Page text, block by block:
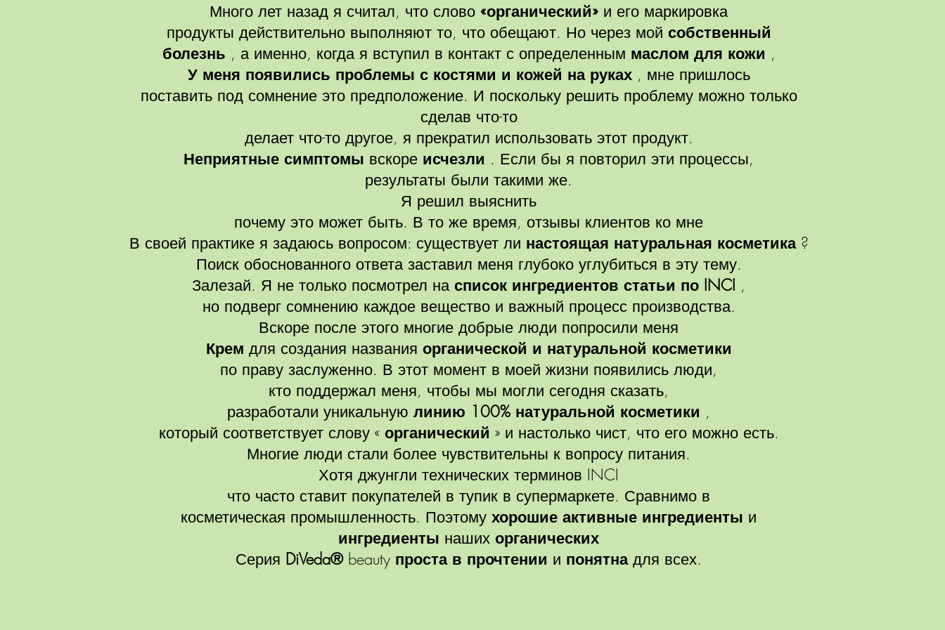
Много лет назад я считал, что слово «органический» и его маркировка
продукты действительно выполняют то, что обещают. Но через мой собственный
болезнь , а именно, когда я вступил в контакт с определенным маслом для кожи ,
У меня появились проблемы с костями и кожей на руках, мне пришлось
поставить под сомнение это предположение. И поскольку решить проблему можно только
сделав что-то
делает что-то другое, я прекратил использовать этот продукт.
Неприятные симптомы вскоре исчезли . Если бы я повторил эти процессы,
результаты были такими же.
Я решил выяснить
почему это может быть. В то же время, отзывы клиентов ко мне
В своей практике я задаюсь вопросом: существует ли настоящая натуральная косметика?
Поиск обоснованного ответа заставил меня глубоко углубиться в эту тему.
Залезай. Я не только посмотрел на список ингредиентов статьи по INCI ,
но подверг сомнению каждое вещество и важный процесс производства.
Вскоре после этого многие добрые люди попросили меня
Крем для создания названия органической и натуральной косметики
по праву заслуженно. В этот момент в моей жизни появились люди,
кто поддержал меня, чтобы мы могли сегодня сказать,
разработали уникальную линию 100% натуральной косметики ,
который соответствует слову « органический » и настолько чист, что его можно есть.
Многие люди стали более чувствительны к вопросу питания.
Хотя джунгли технических терминов INCI
что часто ставит покупателей в тупик в супермаркете. Сравнимо в
косметическая промышленность. Поэтому хорошие активные ингредиенты и
ингредиенты наших органических
Серия DiVeda®beauty проста в прочтении и понятнадля всех.